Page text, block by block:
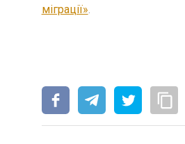
міграції».